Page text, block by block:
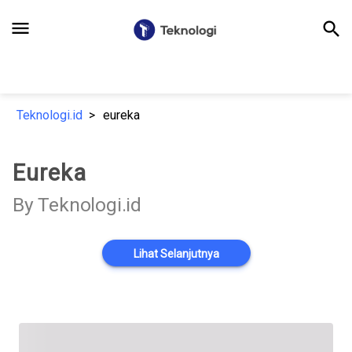
menu search
Teknologi.id eureka
Eureka
By Teknologi.id
Lihat Selanjutnya